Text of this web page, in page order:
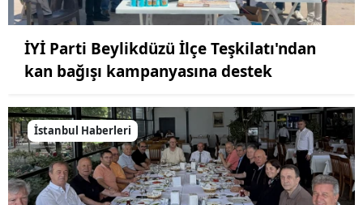
İYİ Parti Beylikdüzü İlçe Teşkilatı'ndan
kan bağışı kampanyasına destek
İstanbul Haberleri